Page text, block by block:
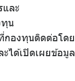
และ
ทุน
งทุนติดต่อโดย
ได้เปิดเผยข้อมูล